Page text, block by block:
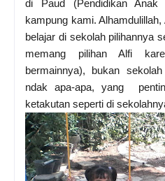
di Paud (Pendidikan
kampung kami.
belajar di sekolah pilihannya
memang pilihan Alfi
bermainnya), bukan
ndak apa-apa, yang
ketakutan seperti di